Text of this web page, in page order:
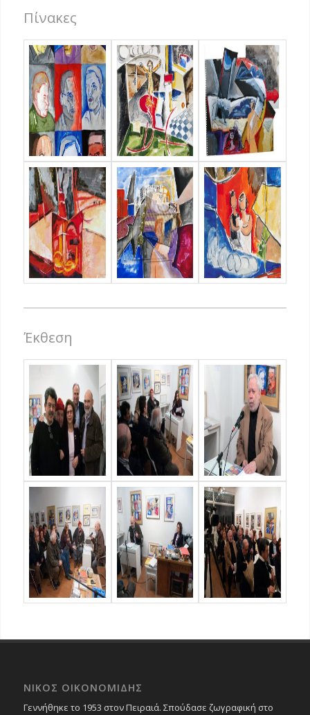
Πίνακες
Έκθεση
ΝΙΚΟΣ ΟΙΚΟΝΟΜΙΔΗΣ
Γεννήθηκε το 1953 στον Πειραιά. Σπούδασε ζωγραφική στο